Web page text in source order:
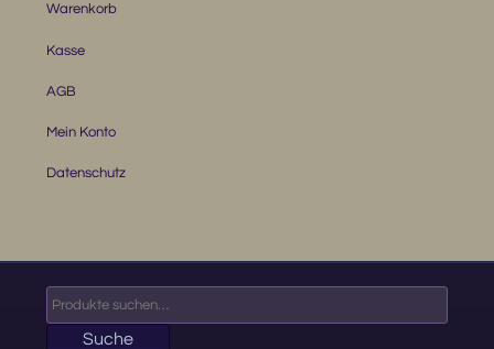
Warenkorb
Kasse
AGB
Mein Konto
Datenschutz
nach:
Suche